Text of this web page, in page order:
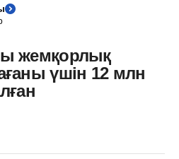
жемқорлық
үшін 12 млн